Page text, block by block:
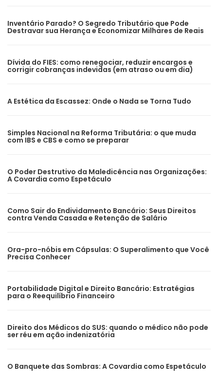
Inventário Parado? O Segredo Tributário que Pode
Destravar sua Herança e Economizar Milhares de Reais
Dívida do FIES: como renegociar, reduzir encargos e
corrigir cobranças indevidas (em atraso ou em dia)
A Estética da Escassez: Onde o Nada se Torna Tudo
Simples Nacional na Reforma Tributária: o que muda
com IBS e CBS e como se preparar
O Poder Destrutivo da Maledicência nas Organizações:
A Covardia como Espetáculo
Como Sair do Endividamento Bancário: Seus Direitos
contra Venda Casada e Retenção de Salário
Ora-pro-nóbis em Cápsulas: O Superalimento que Você
Precisa Conhecer
Portabilidade Digital e Direito Bancário: Estratégias
para o Reequilíbrio Financeiro
Direito dos Médicos do SUS: quando o médico não pode
ser réu em ação indenizatória
O Banquete das Sombras: A Covardia como Espetáculo